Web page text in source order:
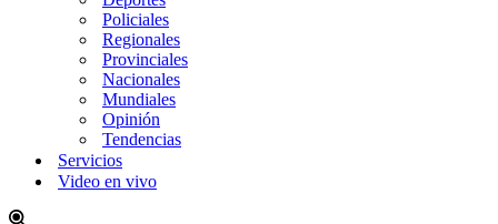
Policiales
Regionales
Provinciales
Nacionales
Mundiales
Opinión
Tendencias
Servicios
Video en vivo